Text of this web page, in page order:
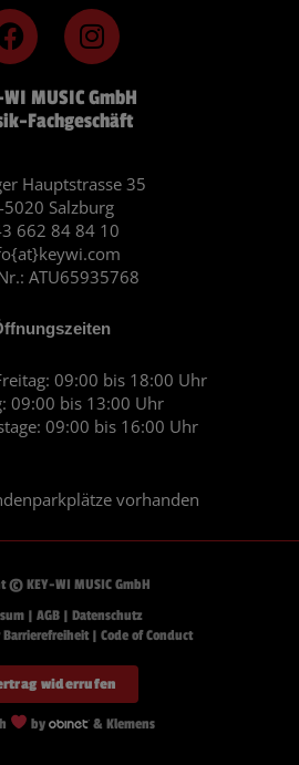
WI MUSIC GmbH
Fachgeschäft
Hauptstrasse 35
5020 Salzburg
662 84 84 10
ATU65935768
09:00 bis 18:00 Uhr
09:00 bis 13:00 Uhr
09:00 bis 16:00 Uhr
vorhanden
F
a
c
e
b
o
k
I
n
s
t
a
r
a
m
© KEY-WI MUSIC GmbH
| AGB| Datenschutz
| Code of Conduct
widerrufen
by & Klemens